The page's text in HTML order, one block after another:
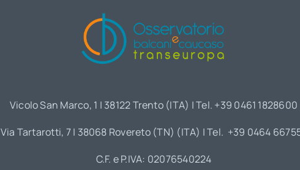
Vicolo San Marco, 1 | 38122 Trento (ITA) | Tel. +39 0461 1828600
Via Tartarotti, 7 | 38068 Rovereto (TN) (ITA) | Tel. +39 0464
C.F. e P.IVA: 02076540224